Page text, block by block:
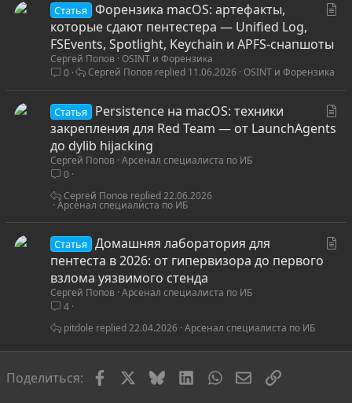
я
Статья
Форензика macOS: артефакты,
которые сдают пентестера — Unified Log,
FSEvents, Spotlight, Keychain и APFS-снапшоты
Сергей Попов OSINT и Форензика
0
OSINT и Форензика
11.06.2026
Сергей Попов
Статья
Persistence на macOS: техники
закрепления для Red Team — от LaunchAgents
до dylib hijacking
Сергей Попов Арсенал специалиста по ИБ
0
Арсенал специалиста по ИБ
22.06.2026
Сергей Попов
Статья
Домашняя лаборатория для
пентеста в 2026: от гипервизора до первого
взлома уязвимого стенда
Сергей Попов Арсенал специалиста по ИБ
4
Арсенал специалиста по ИБ
22.04.2026
pitdole
Поделиться: FacebookBlueskyLinkedInWhatsAppЭлектронная
Ссылка